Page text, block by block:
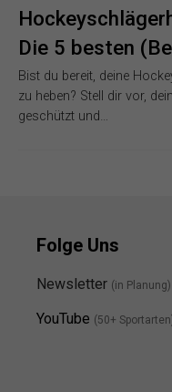
Die 5 besten
Bist du bereit, deine
zu heben? Stell dir vor,
geschützt und…
Folge Uns
Newsletter (in Planung)
YouTube (50+